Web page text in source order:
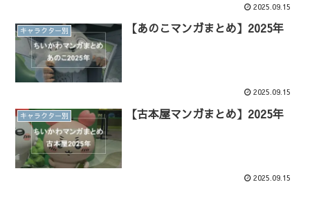
2025.09.15
キャラクター別 【あのこマンガまとめ】2025年
2025.09.15
キャラクター別 【古本屋マンガまとめ】2025年
2025.09.15